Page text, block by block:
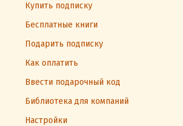
Купить подписку
Бесплатные книги
Подарить подписку
Как оплатить
Ввести подарочный код
Библиотека для компаний
Настройки